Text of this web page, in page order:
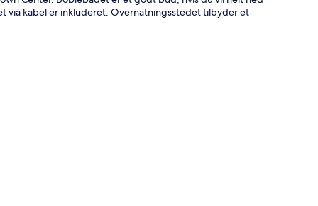
via kabel er inkluderet. Overnatningsstedet tilbyder et